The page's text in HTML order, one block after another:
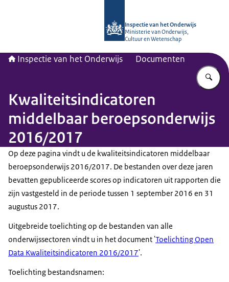
Inspectie van het Onderwijs
Ministerie van Onderwijs,
Cultuur en Wetenschap
Inspectie van het Onderwijs Documenten
Kwaliteitsindicatoren
middelbaar beroepsonderwijs
2016/2017
Op deze pagina vindt u de kwaliteitsindicatoren middelbaar
beroepsonderwijs 2016/2017. De bestanden over deze jaren
bevatten gepubliceerde scores op indicatoren uit rapporten die
zijn vastgesteld in de periode tussen 1 september 2016 en 31
augustus 2017.
Uitgebreide toelichting op de bestanden van alle
onderwijssectoren vindt u in het document 'Toelichting Open
Data Kwaliteitsindicatoren 2016/2017'.
Toelichting bestandsnamen: